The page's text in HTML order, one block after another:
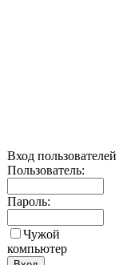
Вход пользователей
Пользователь:
Пароль:
Чужой
компьютер